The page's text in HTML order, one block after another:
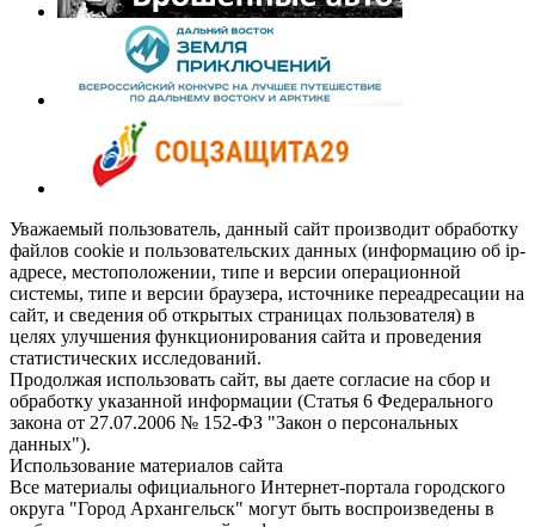
Уважаемый пользователь, данный сайт производит обработку
файлов cookie и пользовательских данных (информацию об ip-
адресе, местоположении, типе и версии операционной
системы, типе и версии браузера, источнике переадресации на
сайт, и сведения об открытых страницах пользователя) в
целях улучшения функционирования сайта и проведения
статистических исследований.
Продолжая использовать сайт, вы даете согласие на сбор и
обработку указанной информации (Статья 6 Федерального
закона от 27.07.2006 № 152-ФЗ "Закон о персональных
данных").
Использование материалов сайта
Все материалы официального Интернет-портала городского
округа "Город Архангельск" могут быть воспроизведены в